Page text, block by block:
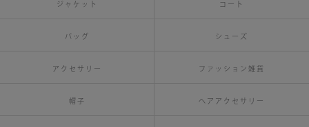
ジャケット コート
バッグ シューズ
アクセサリー ファッション雑貨
帽子 ヘアアクセサリー